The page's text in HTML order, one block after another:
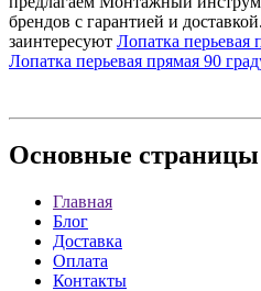
брендов с гарантией и
заинтересуют Лопатка перьевая
Лопатка перьевая прямая 90
Основные страницы
Главная
Блог
Доставка
Оплата
Контакты